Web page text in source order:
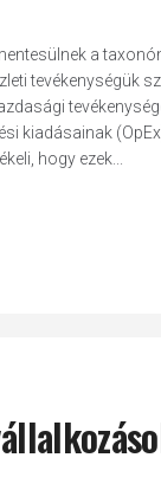
a
tevékenységük
hogy ezek...